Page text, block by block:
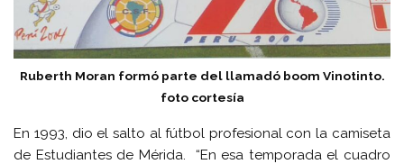
Ruberth Moran formó parte del llamadó boom Vinotinto.
foto cortesía
En 1993, dio el salto al fútbol profesional con la camiseta
de Estudiantes de Mérida. “En esa temporada el cuadro